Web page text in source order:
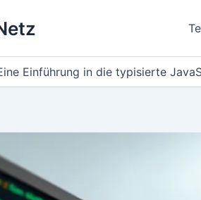
Einführung in die typisierte